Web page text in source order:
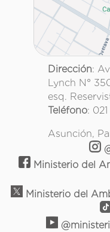
Dirección:
Lynch N°
esq.
Teléfono:
Asunción,
Ministerio del
Ministerio del